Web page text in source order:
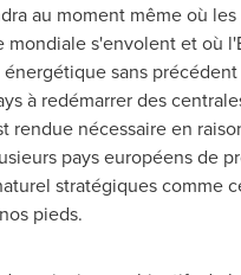
au moment même où
mondiale s'envolent et où l'
sans
à redémarrer des
rendue nécessaire en
pays européens de
stratégiques comme
pieds.